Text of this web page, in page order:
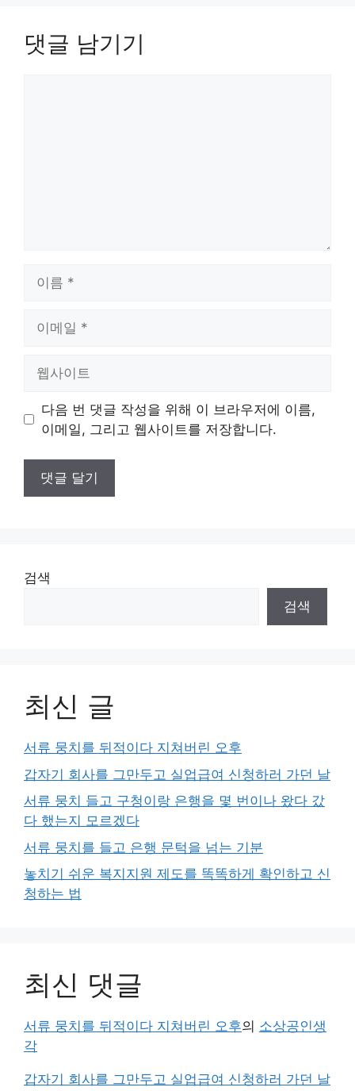
댓글 남기기
트
다음 번 댓글 작성을 위해 이 브라우저에 이름,
이메일, 그리고 웹사이트를 저장합니다.
검색
검색
최신 글
서류 뭉치를 뒤적이다 지쳐버린 오후
갑자기 회사를 그만두고 실업급여 신청하러 가던 날
서류 뭉치 들고 구청이랑 은행을 몇 번이나 왔다 갔
다 했는지 모르겠다
서류 뭉치를 들고 은행 문턱을 넘는 기분
놓치기 쉬운 복지지원 제도를 똑똑하게 확인하고 신
청하는 법
최신 댓글
서류 뭉치를 뒤적이다 지쳐버린 오후의 소상공인생
각
갑자기 회사를 그만두고 실업급여 신청하러 가던 날